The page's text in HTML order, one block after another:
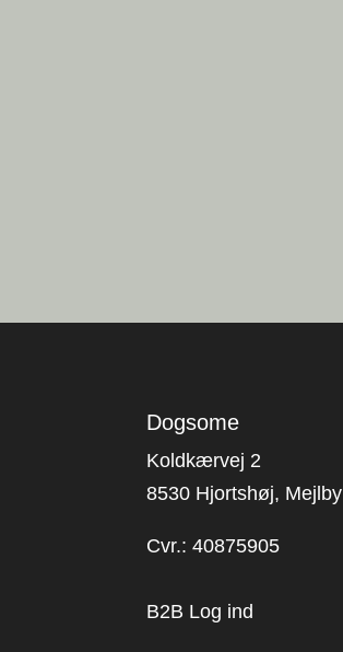
Dogsome
Koldkærvej 2
8530 Hjortshøj, Mejlby
Cvr.: 40875905
B2B Log ind